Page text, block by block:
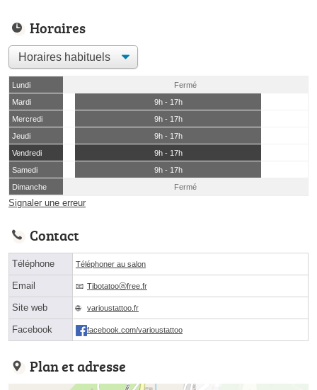
Horaires
Lundi
Fermé
Mardi
9h - 17h
Mercredi
9h - 17h
Jeudi
9h - 17h
Vendredi
9h - 17h
Samedi
9h - 17h
Dimanche
Fermé
Signaler une erreur
Contact
Téléphone Téléphoner au salon
Email Tibotatooⓐfree.fr
Site web varioustattoo.fr
Facebook facebook.com/varioustattoo
Plan et adresse